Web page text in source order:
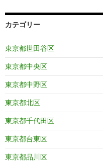
カテゴリー
東京都世田谷区
東京都中央区
東京都中野区
東京都北区
東京都千代田区
東京都台東区
東京都品川区